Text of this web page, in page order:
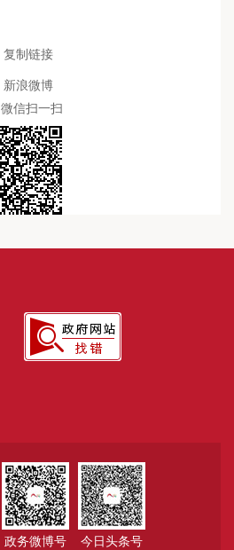
复制链接
新浪微博
微信扫一扫
政务微博号 今日头条号